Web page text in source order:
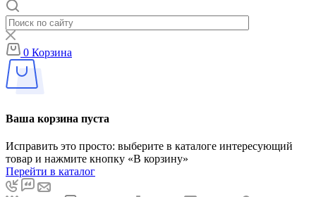
0 Корзина
Ваша корзина пуста
Исправить это просто: выберите в каталоге интересующий
товар и нажмите кнопку «В корзину»
Перейти в каталог